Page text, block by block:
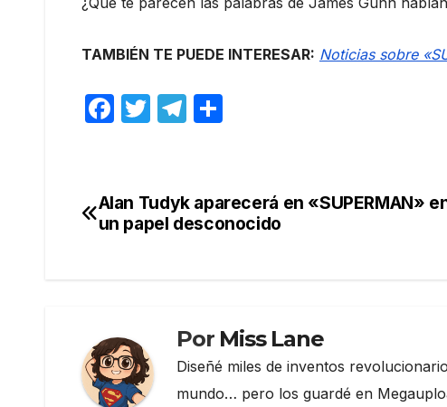
TAMBIÉN TE PUEDE INTERESAR: Noticias sobre
F
e
b
T
er
T
gr
a
p
ar
Navegación
Alan Tudyk aparecerá en «SUPERMAN»
un papel desconocido
Por Miss Lane
Diseñé miles de inventos
mundo… pero los guardé en